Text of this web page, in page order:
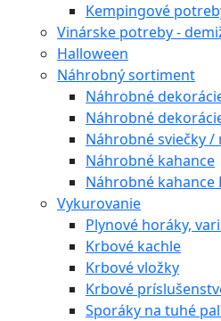
Kempingové
Vinárske potreby -
Halloween
Náhrobný sortiment
Náhrobné
Náhrobné
Náhrobné sviečky /
Náhrobné kahance
Náhrobné kahance
Vykurovanie
Plynové horáky,
Krbové kachle
Krbové vložky
Krbové
Sporáky na tuhé